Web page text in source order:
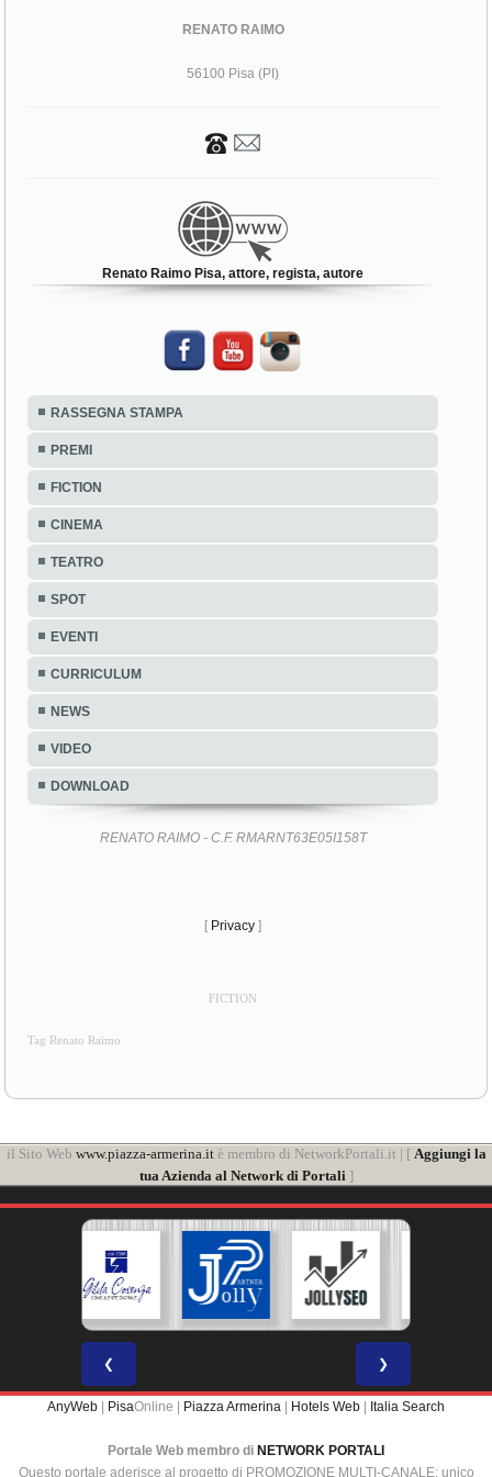
RENATO RAIMO
56100 Pisa (PI)
Renato Raimo Pisa, attore, regista, autore
RASSEGNA STAMPA
PREMI
FICTION
CINEMA
TEATRO
SPOT
EVENTI
CURRICULUM
NEWS
VIDEO
DOWNLOAD
RENATO RAIMO - C.F. RMARNT63E05I158T
[ Privacy ]
FICTION
Tag Renato Raimo
il Sito Web www.piazza-armerina.itè membro di NetworkPortali.it | [ Aggiungi la
tua Azienda al Network di Portali ]
❮ ❯
AnyWeb | PisaOnline | Piazza Armerina | Hotels Web | Italia Search
Portale Web membro di NETWORK PORTALI
Questo portale aderisce al progetto di PROMOZIONE MULTI-CANALE: unico